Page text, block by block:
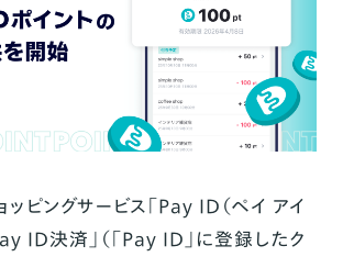
ピングサービス「Pay ID（ペイ アイ
Pay ID決済」（「Pay ID」に登録したク